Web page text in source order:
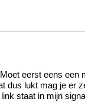
eerst eens
dus lukt mag je er
staat in mijn